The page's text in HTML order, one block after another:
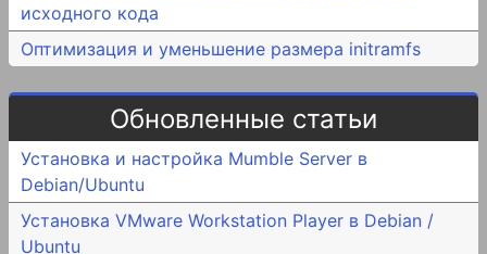
исходного кода
Оптимизация и уменьшение размера initramfs
Обновленные статьи
Установка и настройка Mumble Server в
Debian/Ubuntu
Установка VMware Workstation Player в Debian /
Ubuntu